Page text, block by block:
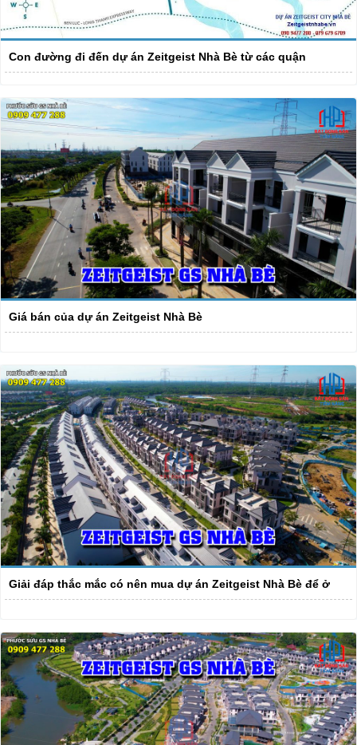
Con đường đi đến dự án Zeitgeist Nhà Bè từ các quận
Giá bán của dự án Zeitgeist Nhà Bè
Giải đáp thắc mắc có nên mua dự án Zeitgeist Nhà Bè để ở